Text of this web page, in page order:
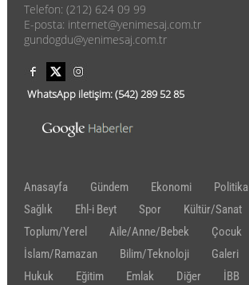
Telefon: (212) 624 09 99
E-posta: internet@yenimesaj.com.tr
gundogdu@yenimesaj.com.tr
WhatsApp iletişim:(542)289 52 85
Anasayfa Gündem Ekonomi Politika
Sağlık
Ehl-i Beyt Spor
Kültür/Sanat
Toplum/Yerel
Aile/Anne/Bebek
Çocuk
İslam/Ramazan
Bilim/Teknoloji Galeri
Hukuk
Eğitim Emlak Diğer İBB